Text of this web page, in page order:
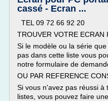
cassé - Ecran ...
TEL 09 72 66 92 20
TROUVER VOTRE ECRAN
Si le modèle ou la série
pas dans cette liste vous
notre formulaire de
OU PAR REFERENCE
Si vous n'avez pas réussi
listes, vous pouvez faire